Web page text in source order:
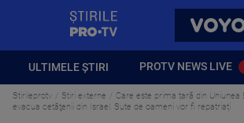
VOYO
ULTIMELE ȘTIRI PROTV NEWS LIVE
Stirileprotv Stiri externe
Care este prima țară din Uniunea
evacua cetăţenii din Israel. Sute de oameni vor fi repatriați